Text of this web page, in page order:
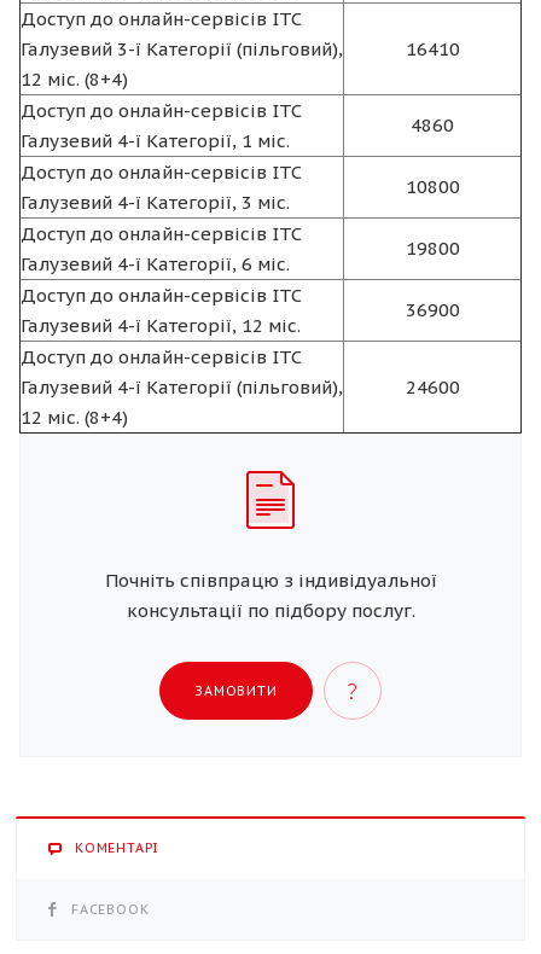
Доступ до онлайн-сервісів ІТС
Галузевий 3-ї Категорії (пільговий),
12 міс. (8+4)
16410
Доступ до онлайн-сервісів ІТС
Галузевий 4-ї Категорії, 1 міс.
4860
Доступ до онлайн-сервісів ІТС
Галузевий 4-ї Категорії, 3 міс.
10800
Доступ до онлайн-сервісів ІТС
Галузевий 4-ї Категорії, 6 міс.
19800
Доступ до онлайн-сервісів ІТС
Галузевий 4-ї Категорії, 12 міс.
36900
Доступ до онлайн-сервісів ІТС
Галузевий 4-ї Категорії (пільговий),
12 міс. (8+4)
24600
Почніть співпрацю з індивідуальної
консультації по підбору послуг.
ЗАМОВИТИ
КОМЕНТАРІ
FACEBOOK